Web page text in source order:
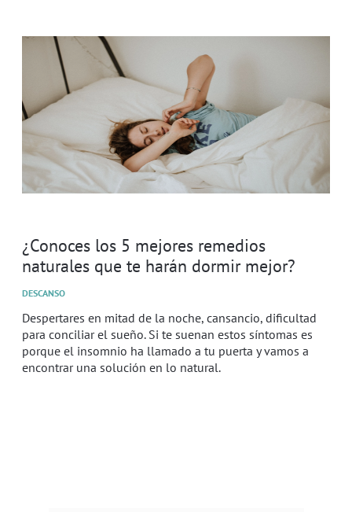
¿Conoces los 5 mejores remedios
naturales que te harán dormir mejor?
DESCANSO
Despertares en mitad de la noche, cansancio, dificultad
para conciliar el sueño. Si te suenan estos síntomas es
porque el insomnio ha llamado a tu puerta y vamos a
encontrar una solución en lo natural.